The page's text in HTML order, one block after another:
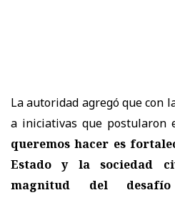
La autoridad agregó que con
a iniciativas que postularon
queremos hacer es
Estado y la sociedad
magnitud del